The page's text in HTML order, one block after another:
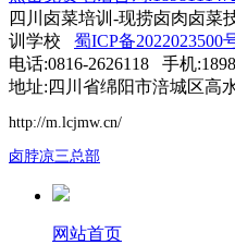
四川卤菜培训-现捞卤肉卤菜
训学校 蜀ICP备2022023500
电话:0816-2626118 手机
地址:四川省绵阳市涪城区高
http://m.lcjmw.cn/
卤脖凉三总部
网站首页